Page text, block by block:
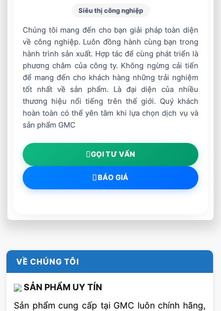
VỀ CHÚNG TÔI
SẢN PHẨM UY TÍN
Sản phẩm cung cấp tại GMC luôn chính hãng,
cấp thiết bị hàn cắt – robot và tự động hoá, gia
công cơ khí và gia công chính xác. Ngoài ra
GMC còn cung cấp phần mềm lập trình robot
offline, dịch vụ tư vấn Quy trình hàn chuẩn Mỹ,
đào tạo, dịch vụ sau bán hàng và bảo dưỡng
phòng ngừa theo yêu cầu. Thông qua sự kiện
này sẽ kết GMC sẽ có sự kết nối nhiều hơn với
các doanh nghiệp khác cùng như là các bạn
trẻ đang muốn định hướng theo ngành thiết bị
khí và gia công chính xác tại Việt Nam.
Siêu thị công nghiệp
Chúng tôi mang đến cho bạn giải pháp toàn diện
về công nghiệp. Luôn đồng hành cùng bạn trong
hành trình sản xuất. Hợp tác để cùng phát triển là
phương châm của công ty. Không ngừng cải tiến
để mang đến cho khách hàng những trải nghiệm
tốt nhất về sản phẩm. Là đại diện của nhiều
thương hiệu nổi tiếng trên thế giới. Quý khách
hoàn toàn có thể yên tâm khi lựa chọn dịch vụ và
sản phẩm GMC
GỌI TƯ VẤN
BÁO GIÁ